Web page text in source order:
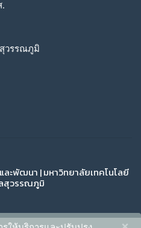
วรรณภูมิ
ะพัฒนา | มหาวิทยาลัยเทคโนโลยี
สุวรรณภูมิ